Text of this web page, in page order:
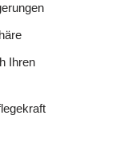
Ihren